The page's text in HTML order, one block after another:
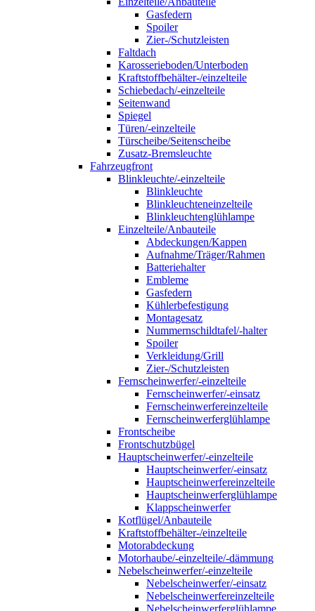
Gasfedern
Spoiler
Zier-/Schutzleisten
Faltdach
Karosserieboden/Unterboden
Kraftstoffbehälter-/einzelteile
Schiebedach/-einzelteile
Seitenwand
Spiegel
Türen/-einzelteile
Türscheibe/Seitenscheibe
Zusatz-Bremsleuchte
Fahrzeugfront
Blinkleuchte/-einzelteile
Blinkleuchte
Blinkleuchteneinzelteile
Blinkleuchtenglühlampe
Einzelteile/Anbauteile
Abdeckungen/Kappen
Aufnahme/Träger/Rahmen
Batteriehalter
Embleme
Gasfedern
Kühlerbefestigung
Montagesatz
Nummernschildtafel/-halter
Spoiler
Verkleidung/Grill
Zier-/Schutzleisten
Fernscheinwerfer/-einzelteile
Fernscheinwerfer/-einsatz
Fernscheinwerfereinzelteile
Fernscheinwerferglühlampe
Frontscheibe
Frontschutzbügel
Hauptscheinwerfer/-einzelteile
Hauptscheinwerfer/-einsatz
Hauptscheinwerfereinzelteile
Hauptscheinwerferglühlampe
Klappscheinwerfer
Kotflügel/Anbauteile
Kraftstoffbehälter-/einzelteile
Motorabdeckung
Motorhaube/-einzelteile/-dämmung
Nebelscheinwerfer/-einzelteile
Nebelscheinwerfer/-einsatz
Nebelscheinwerfereinzelteile
Nebelscheinwerferglühlampe